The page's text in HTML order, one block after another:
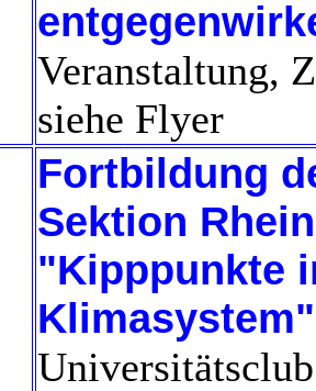
Veranstaltung,
siehe Flyer
Fortbildung
Sektion
"Kipppunkte
Klimasystem"